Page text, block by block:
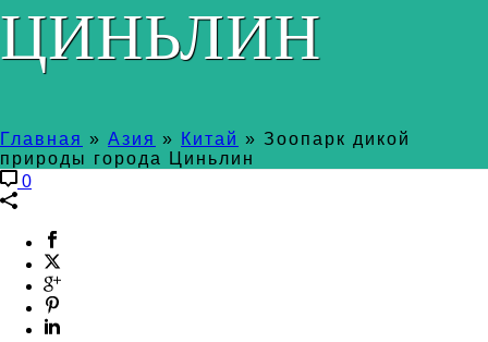
ЦИНЬЛИН
Главная » Азия » Китай » Зоопарк дикой
природы города Циньлин
0